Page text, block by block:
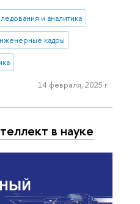
и аналитика
кадры
14 февраля, 2025 г.
в науке